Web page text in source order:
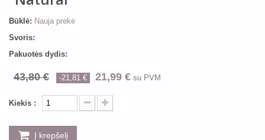
Būklė: Nauja prekė
Svoris:
Pakuotės dydis:
43,80 € -21,81 € 21,99 € su PVM
Kiekis :
Į krepšelį